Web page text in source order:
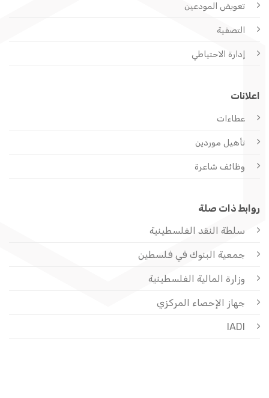
تعويض المودعين
التصفية
إدارة الاحتياطي
اعلانات
عطاءات
تأهيل موردين
وظائف شاعرة
روابط ذات صلة
سلطة النقد الفلسطينية
جمعية البنوك في فلسطين
وزارة المالية الفلسطينية
جهاز الإحصاء المركزي
IADI